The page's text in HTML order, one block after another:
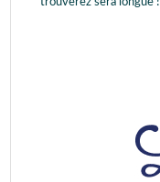
trouverez sera longue !